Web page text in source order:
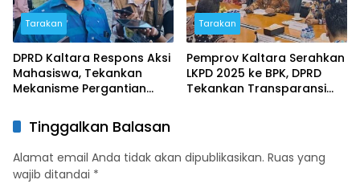
Tarakan
DPRD Kaltara Respons Aksi
Mahasiswa, Tekankan
Mekanisme Pergantian
Tarakan
Pemprov Kaltara Serahkan
LKPD 2025 ke BPK, DPRD
Tekankan Transparansi
Tinggalkan Balasan
Alamat email Anda tidak akan dipublikasikan. Ruas yang
wajib ditandai *